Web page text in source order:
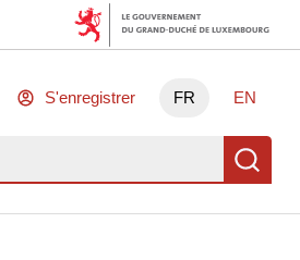
S'enregistrer FR EN